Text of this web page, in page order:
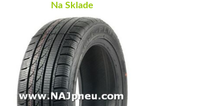
Na Sklade